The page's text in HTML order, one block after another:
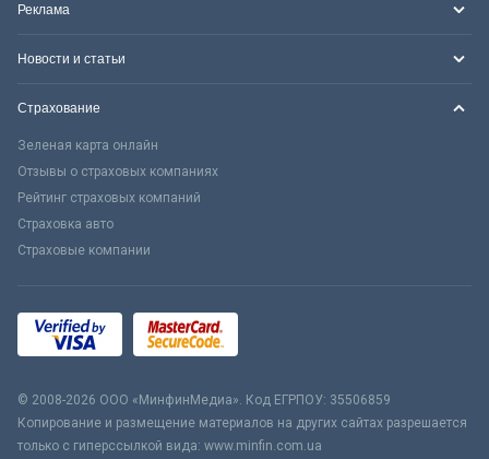
Реклама
Новости и статьи
Страхование
Зеленая карта онлайн
Отзывы о страховых компаниях
Рейтинг страховых компаний
Страховка авто
Страховые компании
© 2008-2026 ООО «МинфинМедиа». Код ЕГРПОУ: 35506859
Копирование и размещение материалов на других сайтах разрешается
только с гиперссылкой вида: www.minfin.com.ua